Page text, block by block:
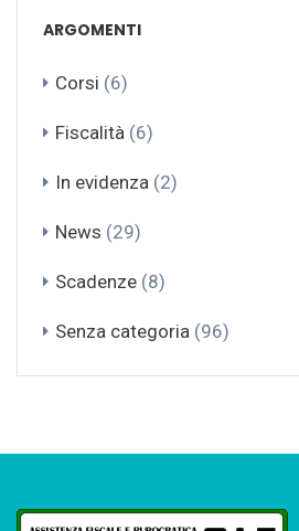
ARGOMENTI
Corsi (6)
Fiscalità (6)
In evidenza (2)
News (29)
Scadenze (8)
Senza categoria (96)